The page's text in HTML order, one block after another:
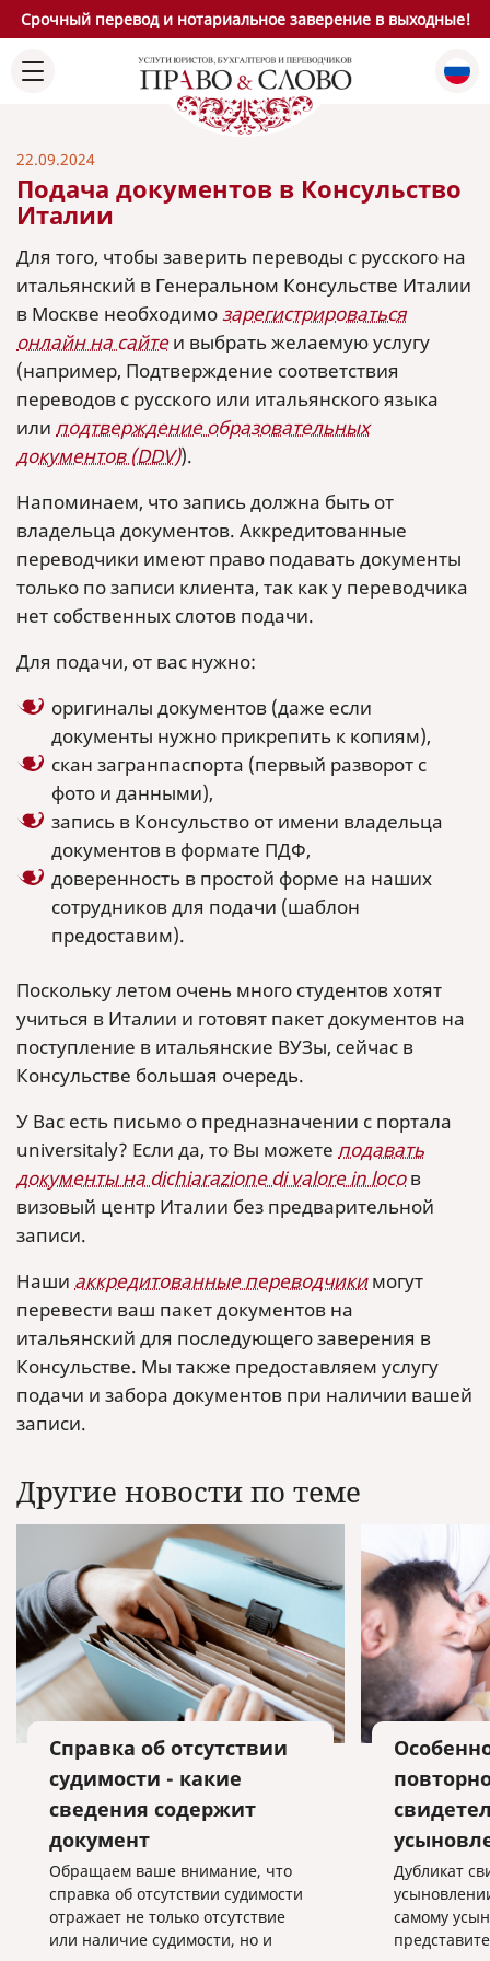
Срочный перевод и нотариальное заверение в выходные!
22.09.2024
Подача документов в Консульство
Италии
Для того, чтобы заверить переводы с русского на
итальянский в Генеральном Консульстве Италии
в Москве необходимозарегистрироваться
онлайн на сайтеи выбрать желаемую услугу
(например, Подтверждение соответствия
переводов с русского или итальянского языка
или подтверждение образовательных
документов (DDV)).
Напоминаем, что запись должна быть от
владельца документов. Аккредитованные
переводчики имеют право подавать документы
только по записи клиента, так как у переводчика
нет собственных слотов подачи.
Для подачи, от вас нужно:
оригиналы документов (даже если
документы нужно прикрепить к копиям),
скан загранпаспорта (первый разворот с
фото и данными),
запись в Консульство от имени владельца
документов в формате ПДФ,
доверенность в простой форме на наших
сотрудников для подачи (шаблон
предоставим).
Поскольку летом очень много студентов хотят
учиться в Италии и готовят пакет документов на
поступление в итальянские ВУЗы, сейчас в
Консульстве большая очередь.
У Вас есть письмо о предназначении с портала
universitaly? Если да, то Вы можете подавать
документы на dichiarazione di valore in locoв
визовый центр Италии без предварительной
записи.
Наши аккредитованные переводчикимогут
перевести ваш пакет документов на
итальянский для последующего заверения в
Консульстве. Мы также предоставляем услугу
подачи и забора документов при наличии вашей
записи.
Другие новости по теме
Справка об отсутствии
судимости - какие
сведения содержит
документ
Обращаем ваше внимание, что
справка об отсутствии судимости
отражает не только отсутствие
или наличие судимости, но и
Дубликат
самому